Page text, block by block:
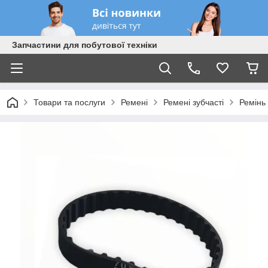
Запчастини для побутової техніки
Товари та послуги Ремені Ремені зубчасті